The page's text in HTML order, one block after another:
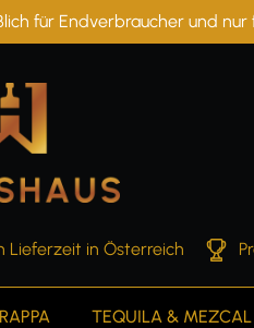
für Endverbraucher und
Lieferzeit in Österreich
TEQUILA & MEZCAL